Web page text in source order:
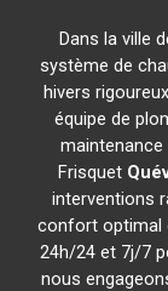
Dans la ville
système de
hivers
équipe de
Frisquet
interventions
confort optimal
24h/24 et 7j/7
nous